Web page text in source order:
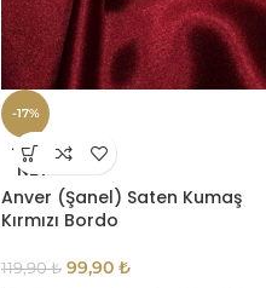
-17%
TÜKE
NDI
Anver (Şanel) Saten Kumaş
Kırmızı Bordo
119,90₺ 99,90 ₺